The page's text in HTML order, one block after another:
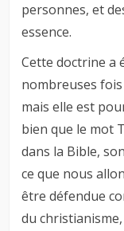
personnes, et
essence.
Cette doctrine a
nombreuses fois
mais elle est
bien que le mot
dans la Bible,
ce que nous
être défendue
du